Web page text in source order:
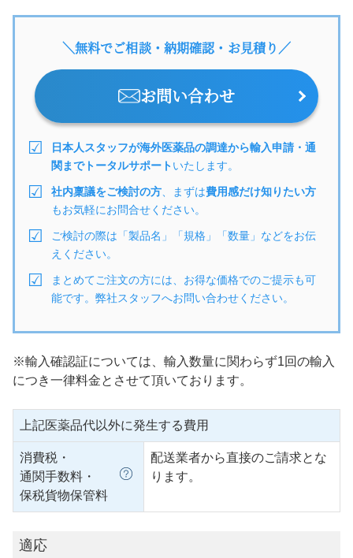
＼無料でご相談・納期確認・お見積り／
お問い合わせ
日本人スタッフが海外医薬品の調達から輸入申請・通
関までトータルサポートいたします。
社内稟議をご検討の方 、まずは費用感だけ知りたい方
もお気軽にお問合せください。
ご検討の際は「製品名」「規格」「数量」などをお伝
えください。
まとめてご注文の方には、お得な価格でのご提示も可
能です。弊社スタッフへお問い合わせください。
※輸入確認証については、輸入数量に関わらず1回の輸入
につき一律料金とさせて頂いております。
上記医薬品代以外に発生する費用
消費税・
通関手数料・
保税貨物保管料
配送業者から直接のご請求とな
ります。
適応